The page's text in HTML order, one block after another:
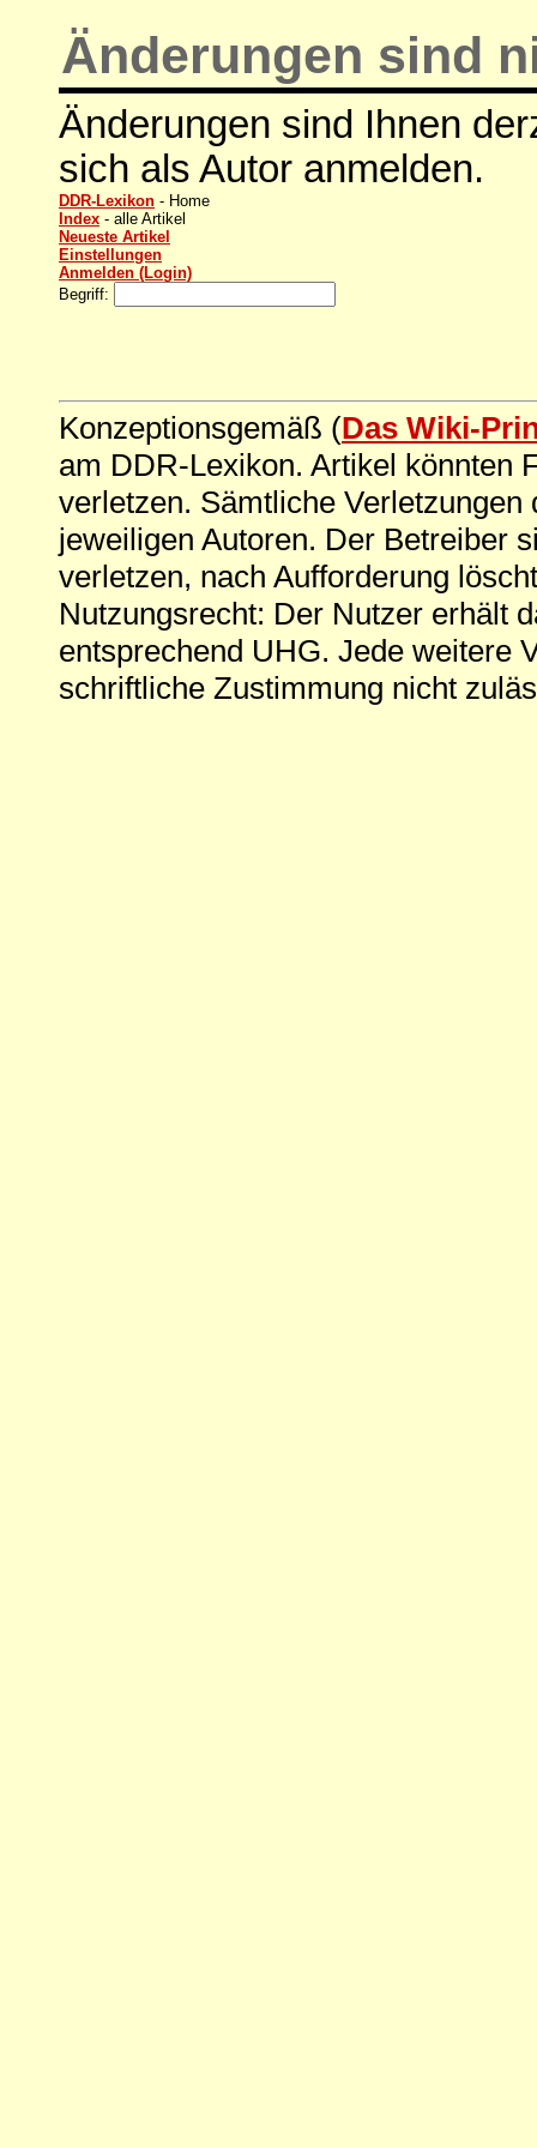
Änderungen sind
Änderungen sind Ihnen
sich als Autor anmelden.
DDR-Lexikon - Home
Index - alle Artikel
Neueste Artikel
Einstellungen
Anmelden (Login)
Begriff:
Konzeptionsgemäß (Das Wiki-
am DDR-Lexikon. Artikel könnten
verletzen. Sämtliche
jeweiligen Autoren. Der Betreiber
verletzen, nach Aufforderung
Nutzungsrecht: Der Nutzer erhält
entsprechend UHG. Jede weitere
schriftliche Zustimmung nicht